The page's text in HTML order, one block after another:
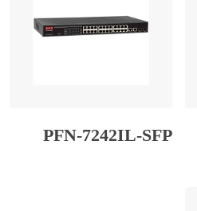
PFN-7242IL-SFP